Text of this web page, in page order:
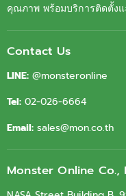
คุณภาพ พร้อมบริการติดตั้ง
Contact Us
LINE: @monsteronline
Tel: 02-026-6664
Email: sales@mon.co.th
Monster Online Co.,